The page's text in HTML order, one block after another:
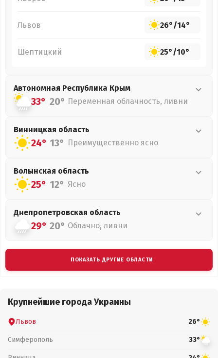
Львов 26°/14°
Шептицкий 25°/10°
Автономная Республика Крым
33° 20° Переменная облачность, ливни
Винницкая область
24° 13° Преимущественно ясно
Волынская область
25° 12° Ясно
Днепропетровская область
29° 20° Облачно, ливни
ПОКАЗАТЬ ДРУГИЕ ОБЛАСТИ
Крупнейшие города Украины
Львов 26°
Симферополь 33°